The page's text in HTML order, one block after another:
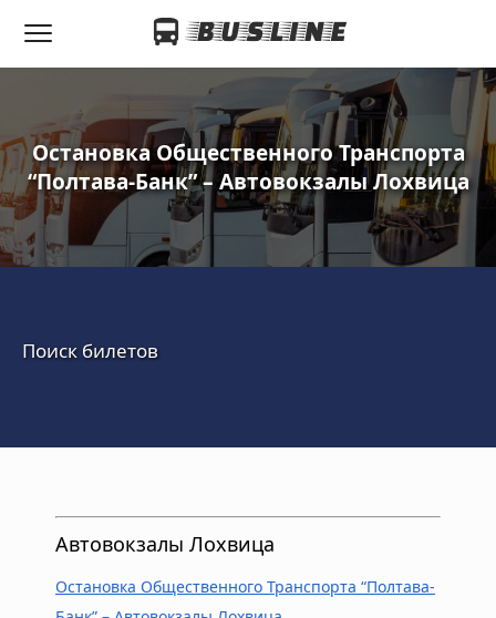
Остановка Общественного Транспорта
“Полтава-Банк” – Автовокзалы Лохвица
Поиск билетов
Автовокзалы Лохвица
Остановка Общественного Транспорта “Полтава-